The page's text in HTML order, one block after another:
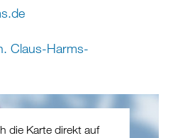
Claus-Harms-
die Karte direkt auf